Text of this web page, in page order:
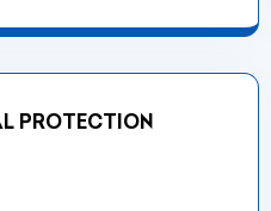
PROTECTION